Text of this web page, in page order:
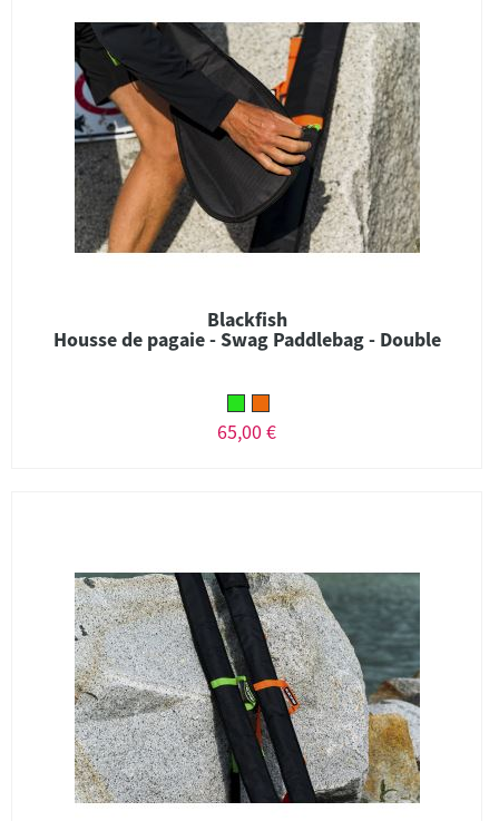
Blackfish
Housse de pagaie - Swag Paddlebag - Double
65,00 €